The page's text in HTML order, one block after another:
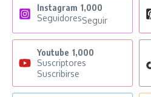
Instagram 1,000
SeguidoresSeguir
Youtube 1,000
Suscriptores
Suscribirse